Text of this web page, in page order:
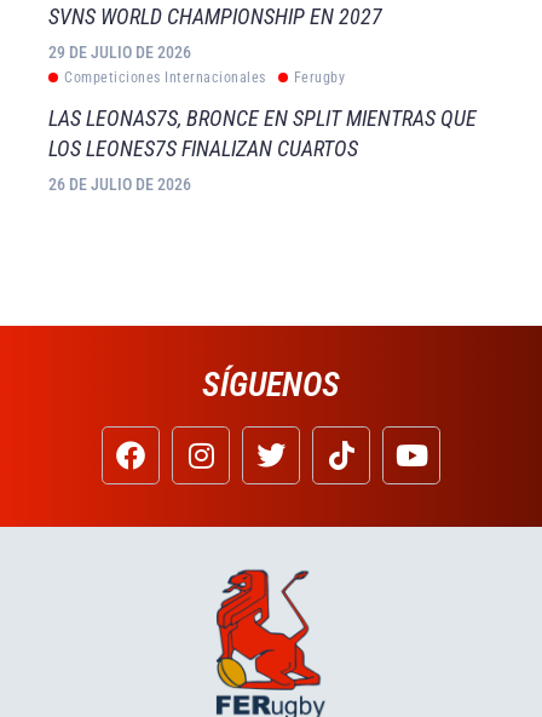
SVNS WORLD CHAMPIONSHIP EN 2027
29 DE JULIO DE 2026
Competiciones Internacionales Ferugby
LAS LEONAS7S, BRONCE EN SPLIT MIENTRAS QUE
LOS LEONES7S FINALIZAN CUARTOS
26 DE JULIO DE 2026
SÍGUENOS